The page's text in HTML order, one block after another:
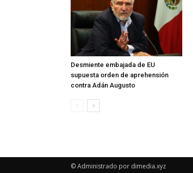
Desmiente embajada de EU
supuesta orden de aprehensión
contra Adán Augusto
© Administrado por dimedia.xyz